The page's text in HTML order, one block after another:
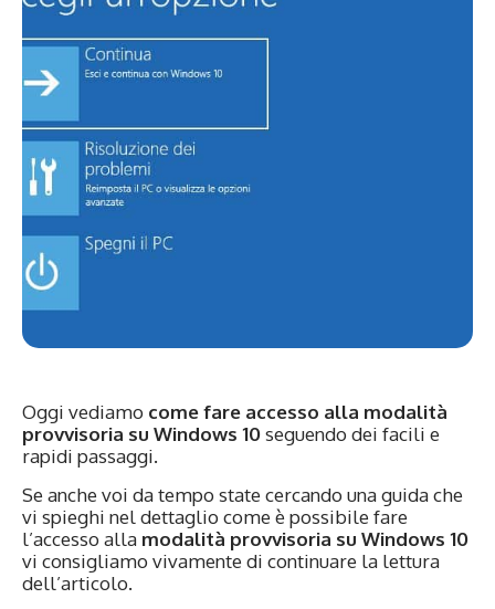
Oggi vediamo come fare accesso alla modalità
provvisoria su Windows 10seguendo dei facili e
rapidi passaggi.
Se anche voi da tempo state cercando una guida che
vi spieghi nel dettaglio come è possibile fare
l’accesso alla modalità provvisoria su Windows 10
vi consigliamo vivamente di continuare la lettura
dell’articolo.